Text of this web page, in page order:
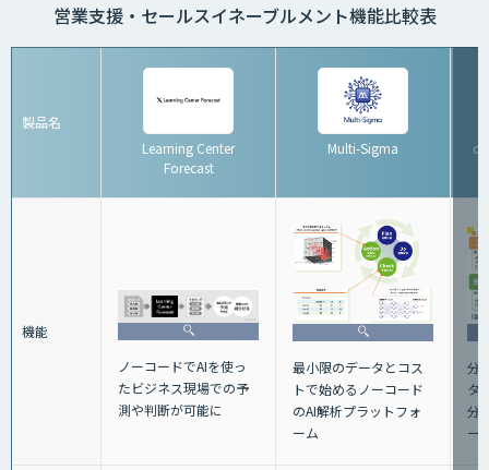
営業支援・セールスイネーブルメント機能比較表
製品名
Learning Center
Forecast
Multi-Sigma
機能
ノーコードでAIを使っ
たビジネス現場での予
測や判断が可能に
最小限のデータとコス
トで始めるノーコード
のAI解析プラットフォ
ーム
分
タ
分
ー